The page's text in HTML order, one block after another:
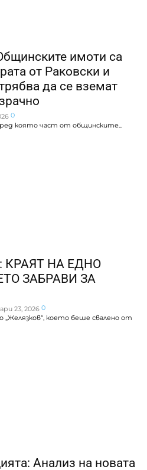
имоти са
от Раковски и
да се вземат
0
която част от общинските...
КРАЯТ НА ЕДНО
ЗАБРАВИ ЗА
23, 2026 0
което беше свалено от
Анализ на новата